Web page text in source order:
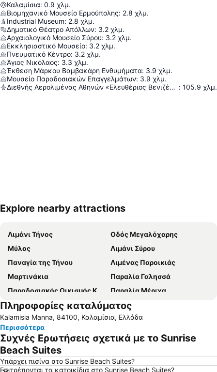
Καλαμίσια: 0.9 χλμ.
Βιομηχανικό Μουσείο Ερμούπολης: 2.8 χλμ.
Industrial Museum: 2.8 χλμ.
Δημοτικό Θέατρο Απόλλων: 3.2 χλμ.
Αρχαιολογικό Μουσείο Σύρου: 3.2 χλμ.
Εκκλησιαστικό Μουσείο: 3.2 χλμ.
Πνευματικό Κέντρο: 3.2 χλμ.
Άγιος Νικόλαος: 3.3 χλμ.
Έκθεση Μάρκου Βαμβακάρη Ενθυμήματα: 3.9 χλμ.
Μουσείο Παραδοσιακών Επαγγελμάτων: 3.9 χλμ.
Διεθνής Αερολιμένας Αθηνών «Ελευθέριος Βενιζέλος» : 105.9 χλμ.
Ανάπτυξη χάρτη
Explore nearby attractions
Λιμάνι Τήνος
Οδός Μεγαλόχαρης
Μύλος
Λιμάνι Σύρου
Παναγία της Τήνου
Λιμένας Παροικιάς
Μαρτινάκια
Παραλία Γαλησσά
Παραδοσιακός Οικισμός Καρδιανής
Παραλία Μέριχα
Λιμάνι Νάουσας
Απόκρουση
Παραδοσιακός Οικισμός Πύργου
Νημποριό
Μεγάλη Άμμος Κανάλας
Νέο Λιμάνι Μυκόνου
Αγκαθωπές
Βαπόρια
Συνετί
Πληροφορίες καταλύματος
Kalamisia Manna, 84100, Καλαμίσια, Ελλάδα
Περισσότερα
Συχνές Ερωτήσεις σχετικά με το Sunrise
Beach Suites
Υπάρχει πισίνα στο Sunrise Beach Suites?
Επιτρέπονται τα κατοικίδια στο Sunrise Beach Suites?